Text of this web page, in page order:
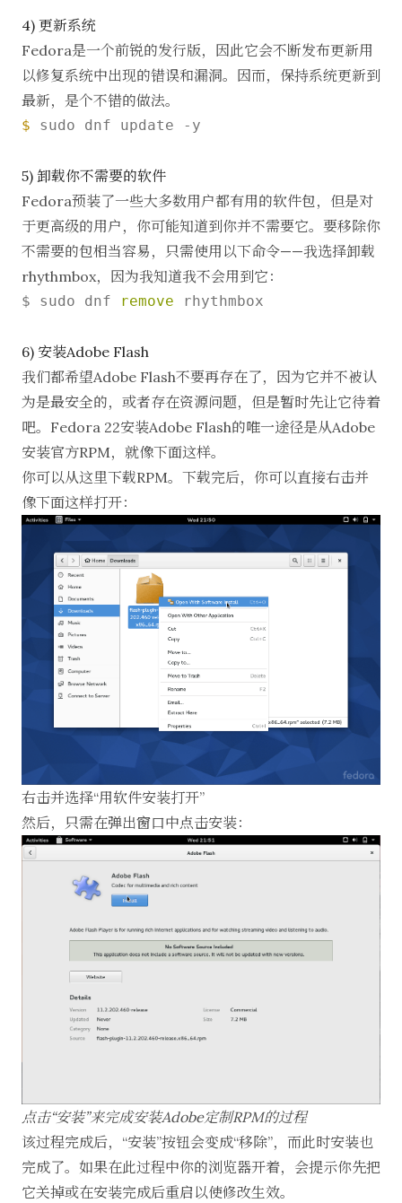
4) 更新系统
Fedora是一个前锐的发行版，因此它会不断发布更新用
以修复系统中出现的错误和漏洞。因而，保持系统更新到
最新，是个不错的做法。
$ sudo dnf update -y
5) 卸载你不需要的软件
Fedora预装了一些大多数用户都有用的软件包，但是对
于更高级的用户，你可能知道到你并不需要它。要移除你
不需要的包相当容易，只需使用以下命令——我选择卸载
rhythmbox，因为我知道我不会用到它：
$ sudo dnf remove rhythmbox
6) 安装Adobe Flash
我们都希望Adobe Flash不要再存在了，因为它并不被认
为是最安全的，或者存在资源问题，但是暂时先让它待着
吧。Fedora 22安装Adobe Flash的唯一途径是从Adobe
安装官方RPM，就像下面这样。
你可以从这里下载RPM。下载完后，你可以直接右击并
像下面这样打开：
右击并选择“用软件安装打开”
然后，只需在弹出窗口中点击安装：
点击“安装”来完成安装Adobe定制RPM的过程
该过程完成后，“安装”按钮会变成“移除”，而此时安装也
完成了。如果在此过程中你的浏览器开着，会提示你先把
它关掉或在安装完成后重启以使修改生效。